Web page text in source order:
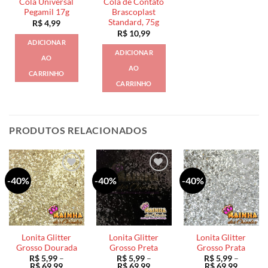
Cola Universal
Pegamil 17g
R$4,99
ADICIONAR
AO
CARRINHO
Cola de Contato
Brascoplast
Standard, 75g
R$ 10,99
ADICIONAR
AO
CARRINHO
PRODUTOS RELACIONADOS
-40%
Lonita Glitter
Grosso Dourada
R$5,99 –
Faixa
-40%
Lonita Glitter
Grosso Preta
R$5,99 –
Faixa
-40%
Lonita Glitter
Grosso Prata
R$5,99 –
Faixa